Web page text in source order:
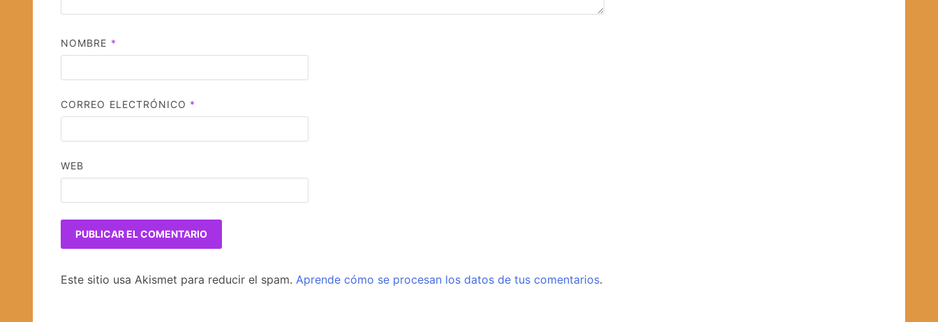
NOMBRE *
CORREO ELECTRÓNICO *
WEB
Este sitio usa Akismet para reducir el spam. Aprende cómo se procesan los datos de tus comentarios.